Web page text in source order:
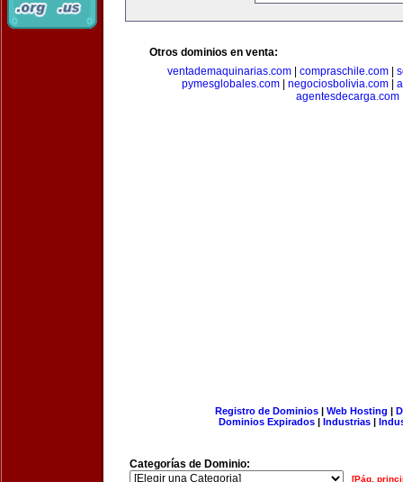
Otros dominios en venta:
ventademaquinarias.com| compraschile.com|
pymesglobales.com| negociosbolivia.com|
agentesdecarga.com
Registro de Dominios| Web Hosting |
Dominios Expirados | Industrias |
Categorías de Dominio:
[Pág.